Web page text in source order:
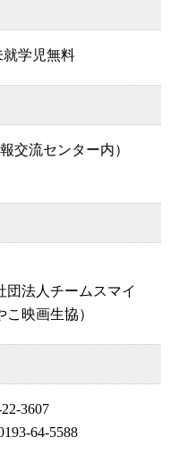
学児無料
交流センター内）
団法人チームスマイ
映画生協）
3607
64-5588